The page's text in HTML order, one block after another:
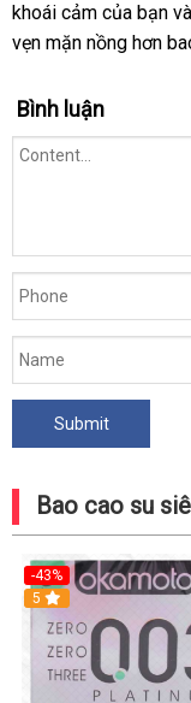
khoái cảm của bạn
vẹn mặn nồng hơn
Bình luận
Bao cao su
-43%
Hot
5